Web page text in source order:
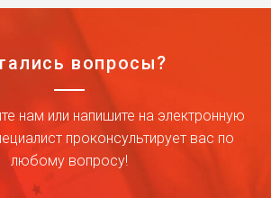
вопросы?
нам или напишите на электронную
проконсультирует вас по
любому вопросу!